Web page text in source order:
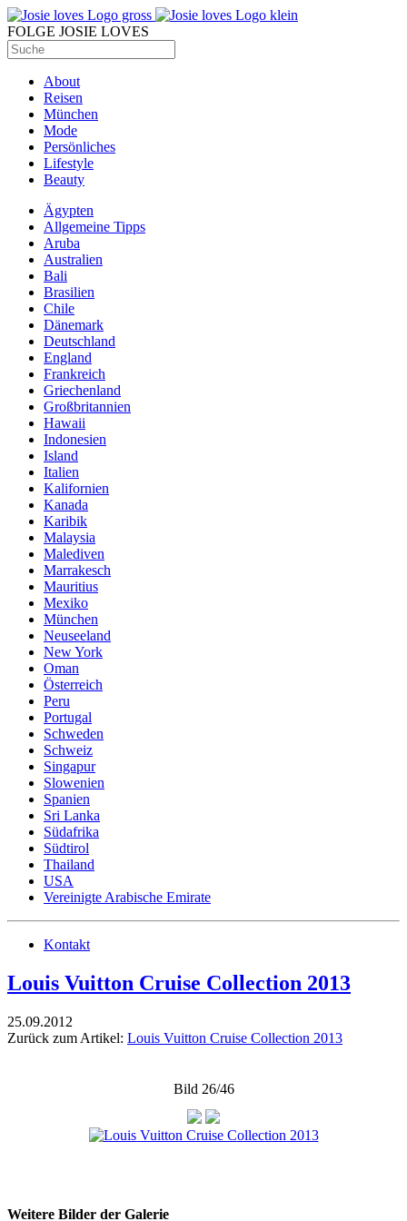
FOLGE JOSIE LOVES
About
Reisen
München
Mode
Persönliches
Lifestyle
Beauty
Ägypten
Allgemeine Tipps
Aruba
Australien
Bali
Brasilien
Chile
Dänemark
Deutschland
England
Frankreich
Griechenland
Großbritannien
Hawaii
Indonesien
Island
Italien
Kalifornien
Kanada
Karibik
Malaysia
Malediven
Marrakesch
Mauritius
Mexiko
München
Neuseeland
New York
Oman
Österreich
Peru
Portugal
Schweden
Schweiz
Singapur
Slowenien
Spanien
Sri Lanka
Südafrika
Südtirol
Thailand
USA
Vereinigte Arabische Emirate
Kontakt
Louis Vuitton Cruise Collection 2013
25.09.2012
Zurück zum Artikel: Louis Vuitton Cruise Collection 2013
Bild 26/46
Weitere Bilder der Galerie